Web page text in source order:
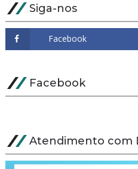
Siga-nos
Facebook
Atendimento com